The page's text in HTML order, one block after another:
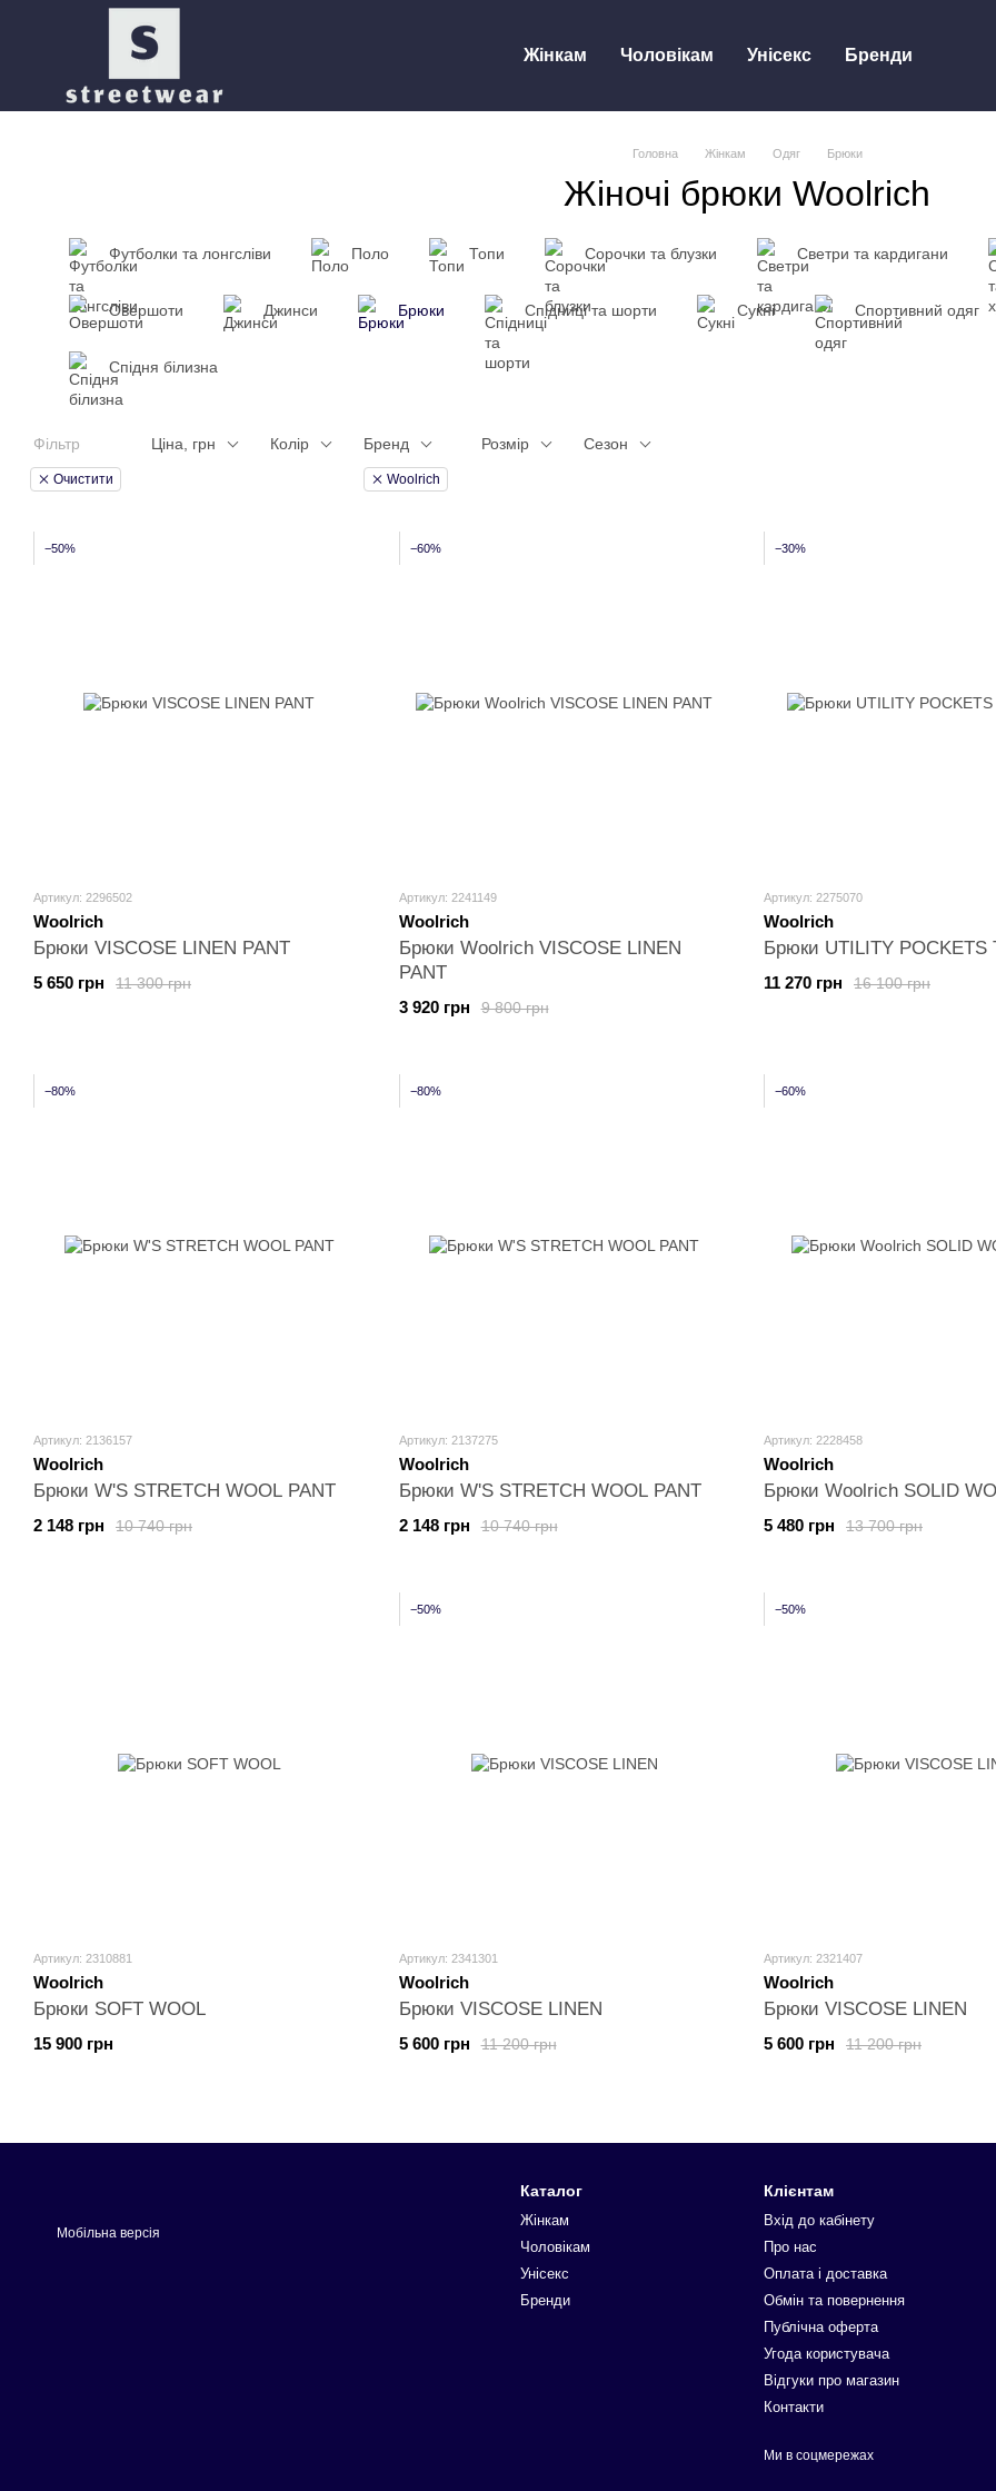
Жінкам Чоловікам Унісекс Бренди
Головна Жінкам Одяг Брюки
Жіночі брюки Woolrich
Футболки та лонгсліви Поло Топи Сорочки та блузки Светри та кардигани
Овершоти Джинси Брюки Спідниці та шорти Сукні Спортивний одяг
Спідня білизна
Фільтр
Очистити
Ціна, грн Колір Бренд
Woolrich
Розмір Сезон
−50%
Артикул: 2296502
Woolrich
Брюки VISCOSE LINEN PANT
11 300 грн
5 650 грн
−60%
Артикул: 2241149
Woolrich
Брюки Woolrich VISCOSE LINEN
PANT
9 800 грн
3 920 грн
−30%
Артикул: 2275070
Woolrich
Брюки UTILITY POCKETS
16 100 грн
11 270 грн
−80%
Артикул: 2136157
Woolrich
Брюки W'S STRETCH WOOL PANT
10 740 грн
2 148 грн
−80%
Артикул: 2137275
Woolrich
Брюки W'S STRETCH WOOL PANT
10 740 грн
2 148 грн
−60%
Артикул: 2228458
Woolrich
Брюки Woolrich SOLID
13 700 грн
5 480 грн
Артикул: 2310881
Woolrich
Брюки SOFT WOOL
15 900 грн
−50%
Артикул: 2341301
Woolrich
Брюки VISCOSE LINEN
11 200 грн
5 600 грн
−50%
Артикул: 2321407
Woolrich
Брюки VISCOSE LINEN
11 200 грн
5 600 грн
Мобільна версія
Каталог
Жінкам
Чоловікам
Унісекс
Бренди
Клієнтам
Вхід до кабінету
Про нас
Оплата і доставка
Обмін та повернення
Публічна оферта
Угода користувача
Відгуки про магазин
Контакти
Ми в соцмережах